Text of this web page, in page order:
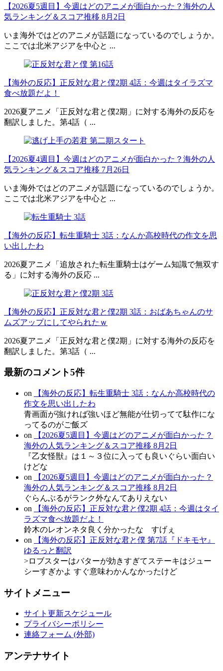
【2026夏5週目】今週はどのアニメが面白かった？海外の人
気ランキング＆スコア推移 8月2日
いま海外ではどのアニメが話題になっているのでしょうか。
ここでは北米アジアを中心と ...
【海外の反応】正反対な君と僕2期 4話：今週はタイラズマ
食べ放題だよ！
2026夏アニメ「正反対な君と僕2期」に対する海外の反応を
翻訳しました。第4話（ ...
【2026夏4週目】今週はどのアニメが面白かった？海外の人
気ランキング＆スコア推移 7月26日
いま海外ではどのアニメが話題になっているのでしょうか。
ここでは北米アジアを中心と ...
【海外の反応】転生重騎士 3話：なんか高校時代の作文を思
い出したわ
2026夏アニメ「追放された転生重騎士はゲーム知識で無双す
る」に対する海外の反応 ...
【海外の反応】正反対な君と僕2期 3話：おばあちゃんのサ
ムズアップにしてやられたｗ
2026夏アニメ「正反対な君と僕2期」に対する海外の反応を
翻訳しました。第3話（ ...
最新のコメント5件
on
【海外の反応】転生重騎士 3話：なんか高校時代の
作文を思い出したわ
青画面が強ければ強いほど無能が仕切ってて駄作にな
ってるのがご飯ズ
on
【2026夏5週目】今週はどのアニメが面白かった？
海外の人気ランキング＆スコア推移 8月2日
『乙女怪獣』は１～３位に入っても良いぐらい面白い
けどな
on
【2026夏5週目】今週はどのアニメが面白かった？
海外の人気ランキング＆スコア推移 8月2日
ぐらんぶるがランク外なんてありえない
on
【海外の反応】正反対な君と僕2期 4話：今週はタイ
ラズマ食べ放題だよ！
鈴木のレオンネタ良く分かったな すげぇ
on
【海外の反応】正反対な君と僕 第7話『ドキモヤ』
ゆるっと翻訳
>ロブスターはバターが効きすぎてステーキはジュー
シーすぎかよ すぐ意味わかんなかったけど
サイトメニュー
サイト更新スケジュール
プライバシーポリシー
連絡フォーム (外部)
アンテナサイト